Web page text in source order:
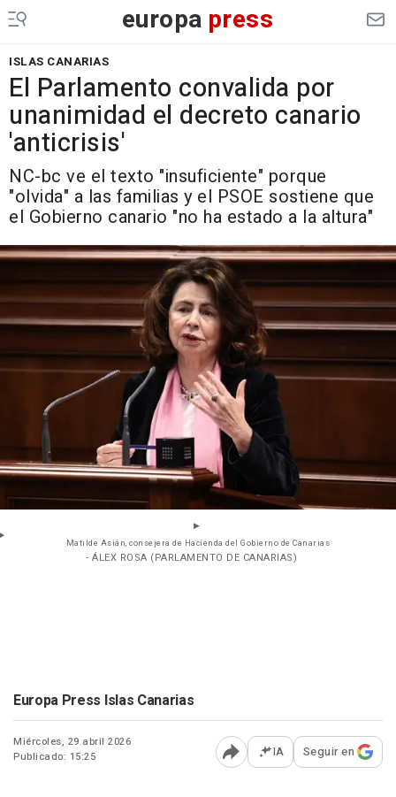
europa press
ISLAS CANARIAS
El Parlamento convalida por
unanimidad el decreto canario
'anticrisis'
NC-bc ve el texto "insuficiente" porque
"olvida" a las familias y el PSOE sostiene que
el Gobierno canario "no ha estado a la altura"
Matilde Asián, consejera de Hacienda del Gobierno de Canarias
- ÁLEX ROSA (PARLAMENTO DE CANARIAS)
Europa Press Islas Canarias
Miércoles, 29 abril 2026
Publicado: 15:25
Abrir opciones para
IA Seguir en